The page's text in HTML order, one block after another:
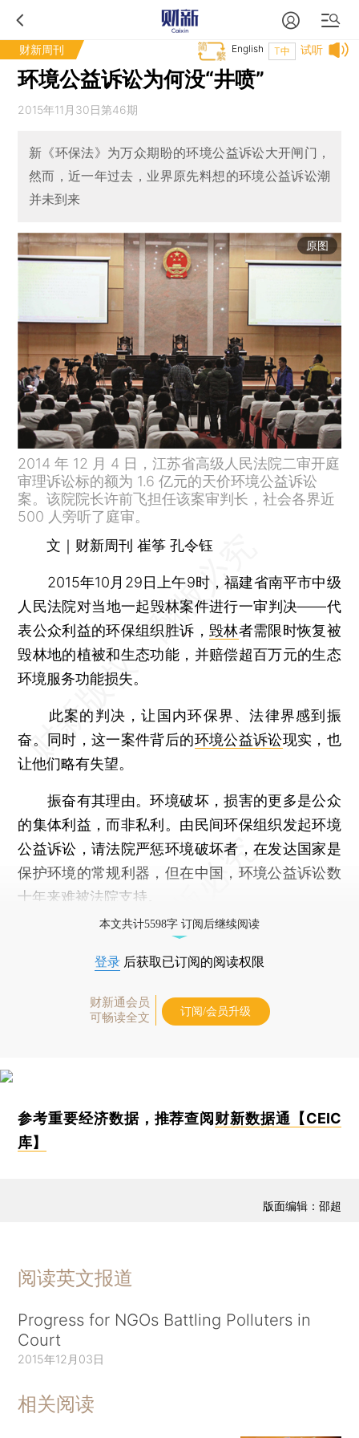
财新周刊 试听
T中
English
环境公益诉讼为何没“井喷”
2015年11月30日第46期
新《环保法》为万众期盼的环境公益诉讼大开闸门，
然而，近一年过去，业界原先料想的环境公益诉讼潮
并未到来
原图
2014 年 12 月 4 日，江苏省高级人民法院二审开庭
审理诉讼标的额为 1.6 亿元的天价环境公益诉讼
案。该院院长许前飞担任该案审判长，社会各界近
500 人旁听了庭审。
文｜财新周刊 崔筝 孔令钰
2015年10月29日上午9时，福建省南平市中级
人民法院对当地一起毁林案件进行一审判决——代
表公众利益的环保组织胜诉， 毁林者需限时恢复被
毁林地的植被和生态功能，并赔偿超百万元的生态
环境服务功能损失。
此案的判决，让国内环保界、法律界感到振
奋。同时，这一案件背后的环境公益诉讼现实，也
让他们略有失望。
振奋有其理由。环境破坏，损害的更多是公众
的集体利益，而非私利。由民间环保组织发起环境
公益诉讼，请法院严惩环境破坏者，在发达国家是
保护环境的常规利器，但在中国，环境公益诉讼数
十年来难被法院支持。
本文共计5598字 订阅后继续阅读
登录 后获取已订阅的阅读权限
财新通会员
可畅读全文
订阅/会员升级
参考重要经济数据，推荐查阅财新数据通【CEIC
库】
版面编辑：邵超
阅读英文报道
Progress for NGOs Battling Polluters in
Court
2015年12月03日
相关阅读